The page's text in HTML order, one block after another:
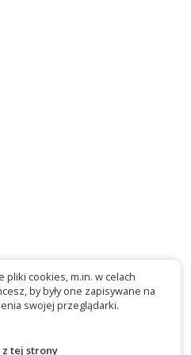
pliki cookies, m.in. w celach
by były one zapisywane na
swojej przeglądarki.
tej strony